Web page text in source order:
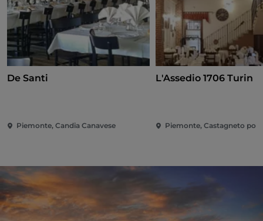
De Santi
Piemonte, Candia Canavese
L'Assedio 1706 Turin
Piemonte, Castagneto po